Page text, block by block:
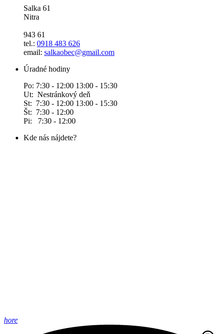
Salka 61
Nitra
943 61
tel.: 0918 483 626
email: salkaobec@gmail.com
Úradné hodiny
Po: 7:30 - 12:00 13:00 - 15:30
Ut: Nestránkový deň
St: 7:30 - 12:00 13:00 - 15:30
Št: 7:30 - 12:00
Pi: 7:30 - 12:00
Kde nás nájdete?
hore